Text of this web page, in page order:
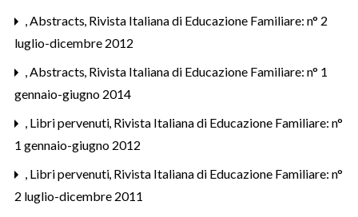
,Abstracts, Rivista Italiana di Educazione Familiare: n° 2
luglio-dicembre 2012
,Abstracts, Rivista Italiana di Educazione Familiare: n° 1
gennaio-giugno 2014
, Libri pervenuti, Rivista Italiana di Educazione Familiare: n°
1 gennaio-giugno 2012
, Libri pervenuti, Rivista Italiana di Educazione Familiare: n°
2 luglio-dicembre 2011